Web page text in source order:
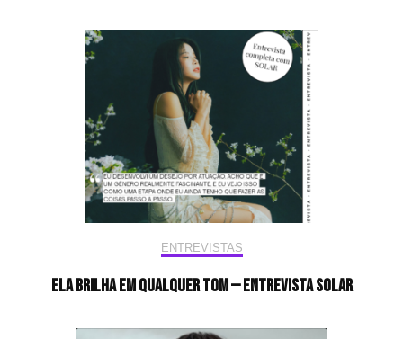
ENTREVISTAS
Ela brilha em qualquer tom — Entrevista Solar